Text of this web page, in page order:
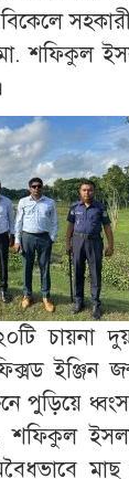
মো. শফিকুল
চায়না
ইঞ্জিন
পুড়িয়ে
মো. শফিকুল